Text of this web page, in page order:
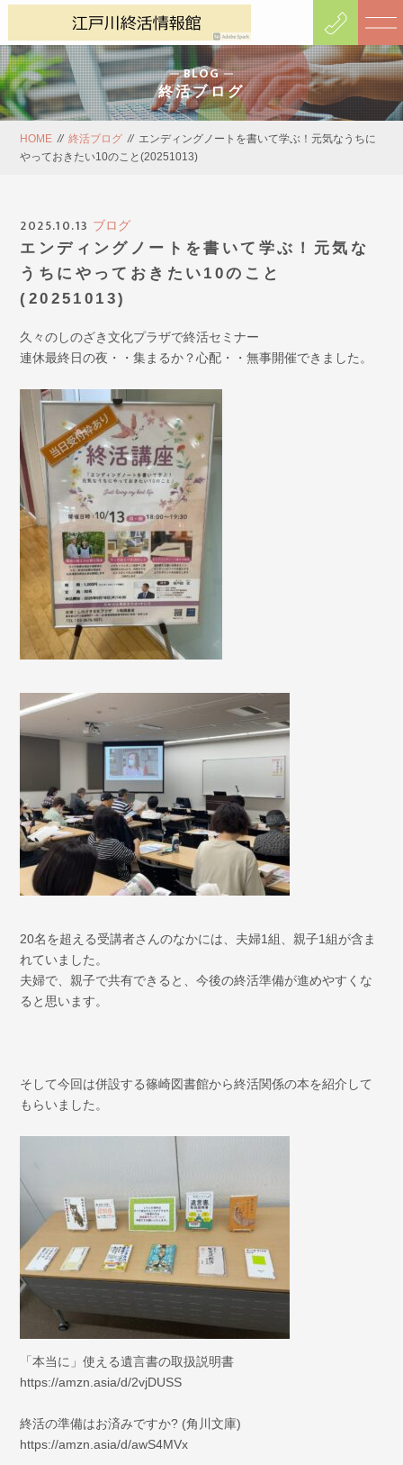
BLOG
終活ブログ
HOME // 終活ブログ // エンディングノートを書いて学ぶ！元気なうちに
やっておきたい10のこと(20251013)
2025.10.13 ブログ
エンディングノートを書いて学ぶ！元気な
うちにやっておきたい10のこと
(20251013)
久々のしのざき文化プラザで終活セミナー
連休最終日の夜・・集まるか？心配・・無事開催できました。
20名を超える受講者さんのなかには、夫婦1組、親子1組が含ま
れていました。
夫婦で、親子で共有できると、今後の終活準備が進めやすくな
ると思います。
そして今回は併設する篠崎図書館から終活関係の本を紹介して
もらいました。
「本当に」使える遺言書の取扱説明書
https://amzn.asia/d/2vjDUSS
終活の準備はお済みですか? (角川文庫)
https://amzn.asia/d/awS4MVx